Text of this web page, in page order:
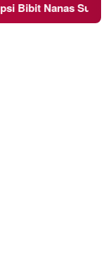
Rp 52,4 Miliar